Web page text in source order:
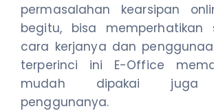
permasalahan kearsipan
begitu, bisa memperhatikan
cara kerjanya dan
terperinci ini E-Office
mudah dipakai juga
penggunanya.